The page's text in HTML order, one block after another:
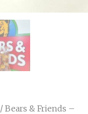
/ Bears & Friends –